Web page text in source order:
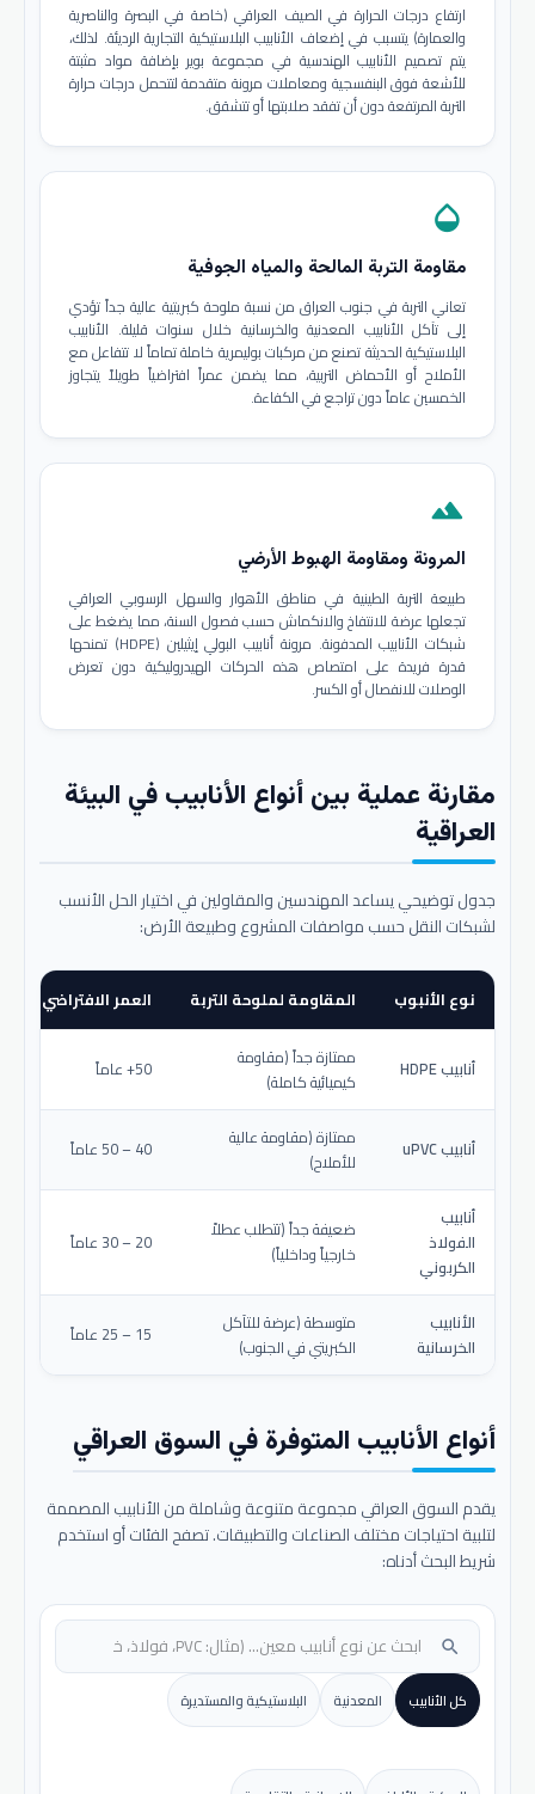
ارتفاع درجات الحرارة في الصيف العراقي (خاصة في البصرة والناصرية
والعمارة) يتسبب في إضعاف الأنابيب البلاستيكية التجارية الرديئة. لذلك،
يتم تصميم الأنابيب الهندسية في مجموعة بوير بإضافة مواد مثبتة
للأشعة فوق البنفسجية ومعاملات مرونة متقدمة لتتحمل درجات حرارة
التربة المرتفعة دون أن تفقد صلابتها أو تتشقق.
opacity
مقاومة التربة المالحة والمياه الجوفية
تعاني التربة في جنوب العراق من نسبة ملوحة كبريتية عالية جداً تؤدي
إلى تآكل الأنابيب المعدنية والخرسانية خلال سنوات قليلة. الأنابيب
البلاستيكية الحديثة تصنع من مركبات بوليمرية خاملة تماماً لا تتفاعل مع
الأملاح أو الأحماض التربية، مما يضمن عمراً افتراضياً طويلاً يتجاوز
الخمسين عاماً دون تراجع في الكفاءة.
terrain
المرونة ومقاومة الهبوط الأرضي
طبيعة التربة الطينية في مناطق الأهوار والسهل الرسوبي العراقي
تجعلها عرضة للانتفاخ والانكماش حسب فصول السنة، مما يضغط على
شبكات الأنابيب المدفونة. مرونة أنابيب البولي إيثيلين (HDPE) تمنحها
قدرة فريدة على امتصاص هذه الحركات الهيدروليكية دون تعرض
الوصلات للانفصال أو الكسر.
مقارنة عملية بين أنواع الأنابيب في البيئة
العراقية
جدول توضيحي يساعد المهندسين والمقاولين في اختيار الحل الأنسب
لشبكات النقل حسب مواصفات المشروع وطبيعة الأرض:
نوع الأنبوب المقاومة لملوحة التربة العمر الافتراضي
أنابيب HDPE
ممتازة جداً (مقاومة
كيميائية كاملة)
50+ عاماً
أنابيب uPVC
ممتازة (مقاومة عالية
للأملاح)
40 – 50 عاماً
أنابيب
الفولاذ
الكربوني
ضعيفة جداً (تتطلب عطلاً
خارجياً وداخلياً)
20 – 30 عاماً
الأنابيب
الخرسانية
متوسطة (عرضة للتآكل
الكبريتي في الجنوب)
15 – 25 عاماً
أنواع الأنابيب المتوفرة في السوق العراقي
يقدم السوق العراقي مجموعة متنوعة وشاملة من الأنابيب المصممة
لتلبية احتياجات مختلف الصناعات والتطبيقات. تصفح الفئات أو استخدم
شريط البحث أدناه:
search
كل الأنابيب المعدنية البلاستيكية والمستديرة